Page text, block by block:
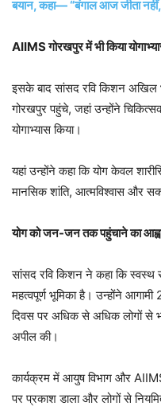
बयान, कहा— “बंगाल आज जीता
AIIMS गोरखपुर में भी किया
इसके बाद सांसद रवि किशन अखिल
गोरखपुर पहुंचे, जहां उन्होंने
योगाभ्यास किया।
यहां उन्होंने कहा कि योग केवल
मानसिक शांति, आत्मविश्वास और
योग को जन-जन तक पहुंचाने का
सांसद रवि किशन ने कहा कि स्वस्थ
महत्वपूर्ण भूमिका है। उन्होंने
दिवस पर अधिक से अधिक लोगों से
अपील की।
कार्यक्रम में आयुष विभाग और
पर प्रकाश डाला और लोगों से